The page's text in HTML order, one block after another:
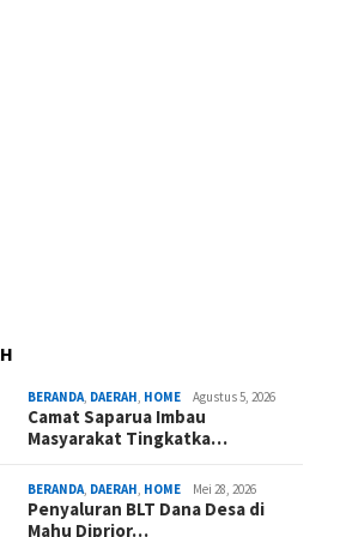
BERANDA DAERAH HOME Agustus 5, 2026
Camat Saparua Imbau
Masyarakat Tingkatka…
BERANDA DAERAH HOME Mei 28, 2026
Penyaluran BLT Dana Desa di
Mahu Diprior…